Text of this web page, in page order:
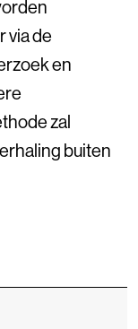
via de
en
zal
buiten